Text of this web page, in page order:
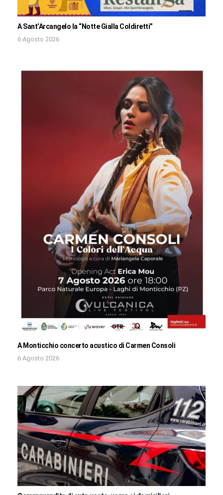
A Sant’Arcangelo la “Notte Gialla Coldiretti”
6 Agosto 2026
A Monticchio concerto acustico di Carmen Consoli
6 Agosto 2026